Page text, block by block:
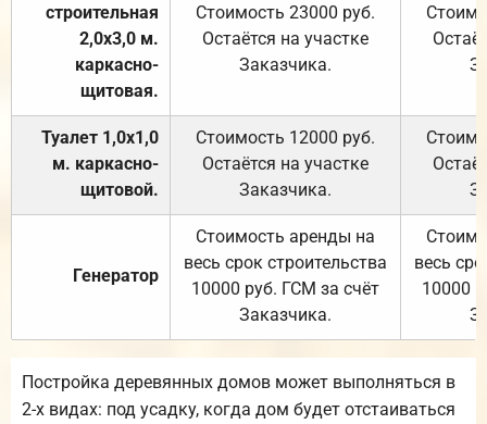
строительная
2,0х3,0 м.
каркасно-
щитовая.
Стоимость 23000 руб.
Остаётся на участке
Заказчика.
Туалет 1,0х1,0
м. каркасно-
щитовой.
Стоимость 12000 руб.
Остаётся на участке
Заказчика.
Генератор
Стоимость аренды на
весь срок строительства
10000 руб. ГСМ за счёт
Заказчика.
весь
10000
Постройка деревянных домов может выполняться в
2-х видах: под усадку, когда дом будет отстаиваться